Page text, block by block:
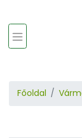
Főoldal